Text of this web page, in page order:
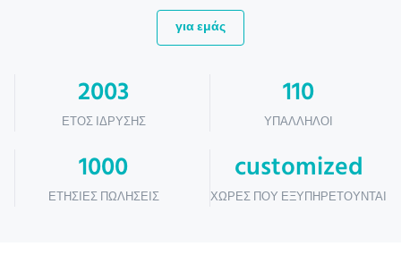
για εμάς
2003
ΈΤΟΣ ΊΔΡΥΣΗΣ
110
ΥΠΆΛΛΗΛΟΙ
1000
ΕΤΉΣΙΕΣ ΠΩΛΉΣΕΙΣ
customized
ΧΏΡΕΣ ΠΟΥ ΕΞΥΠΗΡΕΤΟΎΝΤΑΙ